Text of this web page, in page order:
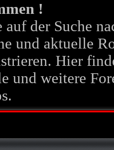
!
auf der Suche
und aktuelle
Hier
und weitere